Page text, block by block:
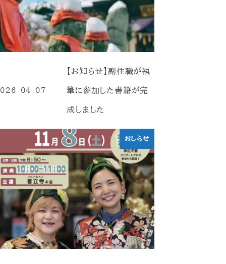
【お知らせ】副住職が執
筆に参加した書籍が完
成しました
04-07
おしらせ